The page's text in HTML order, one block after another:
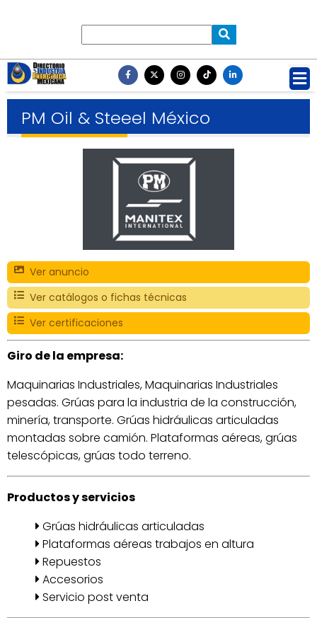
PM Oil & Steeel México
Ver anuncio
Ver catálogos o fichas técnicas
Ver certificaciones
Giro de la empresa:
Maquinarias Industriales, Maquinarias Industriales
pesadas. Grúas para la industria de la construcción,
minería, transporte. Grúas hidráulicas articuladas
montadas sobre camión. Plataformas aéreas, grúas
telescópicas, grúas todo terreno.
Productos y servicios
Grúas hidráulicas articuladas
Plataformas aéreas trabajos en altura
Repuestos
Accesorios
Servicio post venta